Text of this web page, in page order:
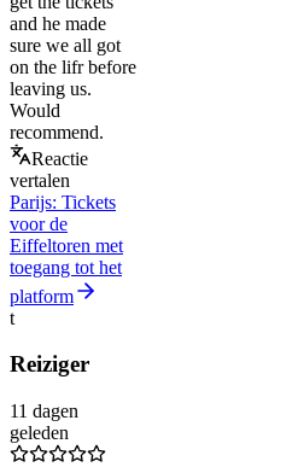
and he made
sure we all got
on the lifr before
leaving us.
Would
recommend.
Reactie
vertalen
Parijs: Tickets
voor de
Eiffeltoren met
toegang tot het
platform
t
Reiziger
11 dagen
geleden